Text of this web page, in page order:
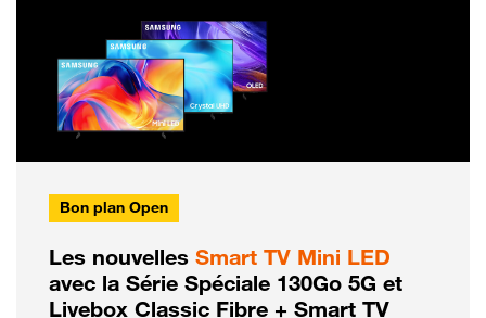
Bon plan Open
Les nouvelles Smart TV Mini LED
avec la Série Spéciale 130Go 5G et
Livebox Classic Fibre + Smart TV